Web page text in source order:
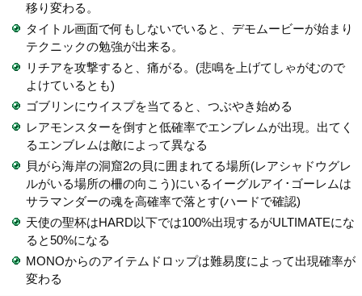
移り変わる。
タイトル画面で何もしないでいると、デモムービーが始まり
テクニックの勉強が出来る。
リチアを攻撃すると、痛がる。(悲鳴を上げてしゃがむので
よけているとも)
ゴブリンにウイスプを当てると、つぶやき始める
レアモンスターを倒すと低確率でエンブレムが出現。出てく
るエンブレムは敵によって異なる
貝がら海岸の洞窟2の貝に囲まれてる場所(レアシャドウグレ
ルがいる場所の柵の向こう)にいるイーグルアイ･ゴーレムは
サラマンダーの魂を高確率で落とす(ハードで確認)
天使の聖杯はHARD以下では100%出現するがULTIMATEにな
ると50%になる
MONOからのアイテムドロップは難易度によって出現確率が
変わる